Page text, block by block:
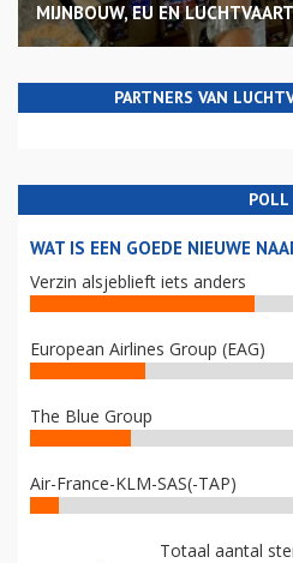
MIJNBOUW, EU EN LUCHTVAART
PARTNERS VAN
POLL
WAT IS EEN GOEDE NIEUWE
Verzin alsjeblieft iets anders
European Airlines Group (EAG)
The Blue Group
Air-France-KLM-SAS(-TAP)
Totaal aantal